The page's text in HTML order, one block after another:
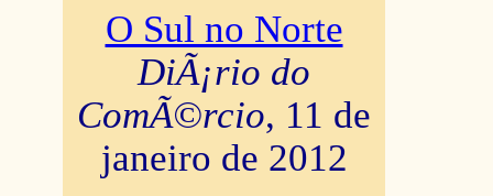
O Sul no Norte
DiÃ¡rio do
ComÃ©rcio, 11 de
janeiro de 2012